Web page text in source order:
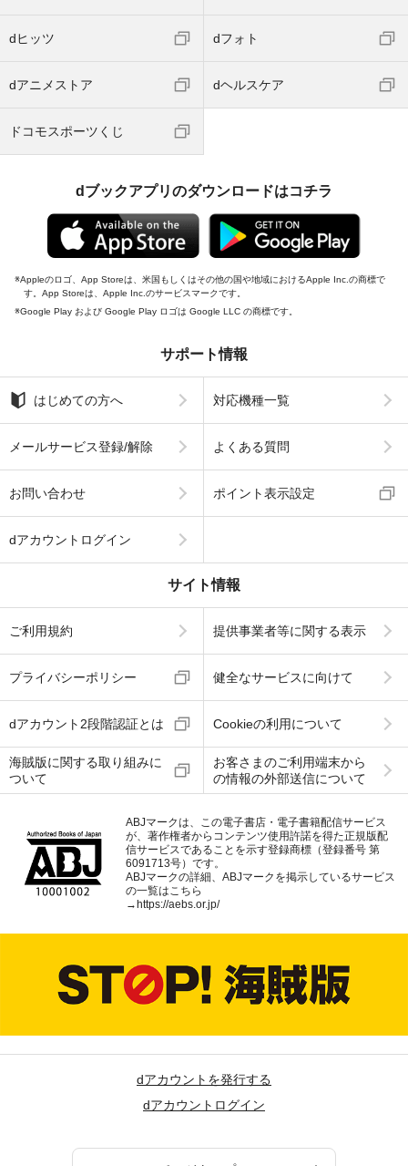
dヒッツ dフォト
dアニメストア dヘルスケア
ドコモスポーツくじ
dブックアプリのダウンロードはコチラ
Appleのロゴ、App Storeは、米国もしくはその他の国や地域におけるApple Inc.の商標で
す。App Storeは、Apple Inc.のサービスマークです。
Google Play および Google Play ロゴは Google LLC の商標です。
サポート情報
はじめての方へ 対応機種一覧
メールサービス登録/解除 よくある質問
お問い合わせ ポイント表示設定
dアカウントログイン
サイト情報
ご利用規約 提供事業者等に関する表示
プライバシーポリシー 健全なサービスに向けて
dアカウント2段階認証とは Cookieの利用について
海賊版に関する取り組みに
ついて
お客さまのご利用端末から
の情報の外部送信について
ABJマークは、この電子書店・電子書籍配信サービス
が、著作権者からコンテンツ使用許諾を得た正規版配
信サービスであることを示す登録商標（登録番号 第
6091713号）です。
ABJマークの詳細、ABJマークを掲示しているサービス
の一覧はこちら
→https://aebs.or.jp/
dアカウントを発行する
dアカウントログイン